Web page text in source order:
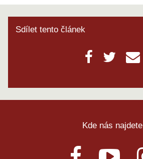
Sdílet tento článek
Kde nás najdete